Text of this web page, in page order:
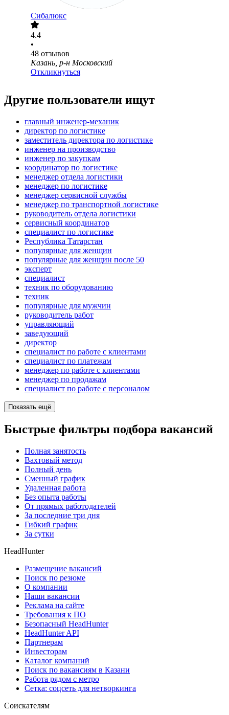
Сибалюкс
4.4
•
48 отзывов
Казань, р-н Московский
Откликнуться
Другие пользователи ищут
главный инженер-механик
директор по логистике
заместитель директора по логистике
инженер на производство
инженер по закупкам
координатор по логистике
менеджер отдела логистики
менеджер по логистике
менеджер сервисной службы
менеджер по транспортной логистике
руководитель отдела логистики
сервисный координатор
специалист по логистике
Республика Татарстан
популярные для женщин
популярные для женщин после 50
эксперт
специалист
техник по оборудованию
техник
популярные для мужчин
руководитель работ
управляющий
заведующий
директор
специалист по работе с клиентами
специалист по платежам
менеджер по работе с клиентами
менеджер по продажам
специалист по работе с персоналом
Показать ещё
Быстрые фильтры подбора вакансий
Полная занятость
Вахтовый метод
Полный день
Сменный график
Удаленная работа
Без опыта работы
От прямых работодателей
За последние три дня
Гибкий график
За сутки
HeadHunter
Размещение вакансий
Поиск по резюме
О компании
Наши вакансии
Реклама на сайте
Требования к ПО
Безопасный HeadHunter
HeadHunter API
Партнерам
Инвесторам
Каталог компаний
Поиск по вакансиям в Казани
Работа рядом с метро
Сетка: соцсеть для нетворкинга
Соискателям